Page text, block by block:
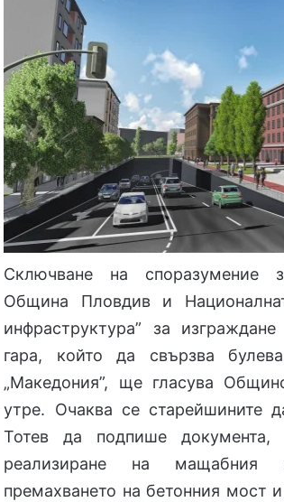
Сключване на споразумение
Община Пловдив и
инфраструктура” за
гара, който да свързва
„Македония”, ще гласува
утре. Очаква се старейшините
Тотев да подпише
реализиране на мащабния
премахването на бетонния мост